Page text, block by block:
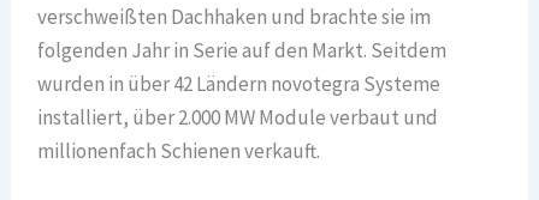
verschweißten Dachhaken und brachte sie im
folgenden Jahr in Serie auf den Markt. Seitdem
wurden in über 42 Ländern novotegra Systeme
installiert, über 2.000 MW Module verbaut und
millionenfach Schienen verkauft.